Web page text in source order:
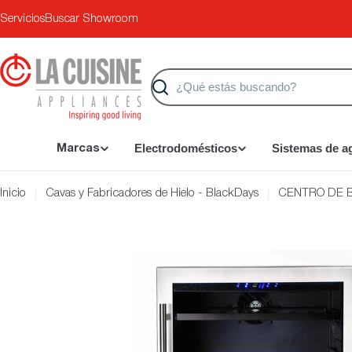
ServiciosBuscar Showroom
Buscar
Marcas Electrodomésticos Sistemas de
Inicio Cavas y Fabricadores de Hielo - BlackDays CENTRO DE